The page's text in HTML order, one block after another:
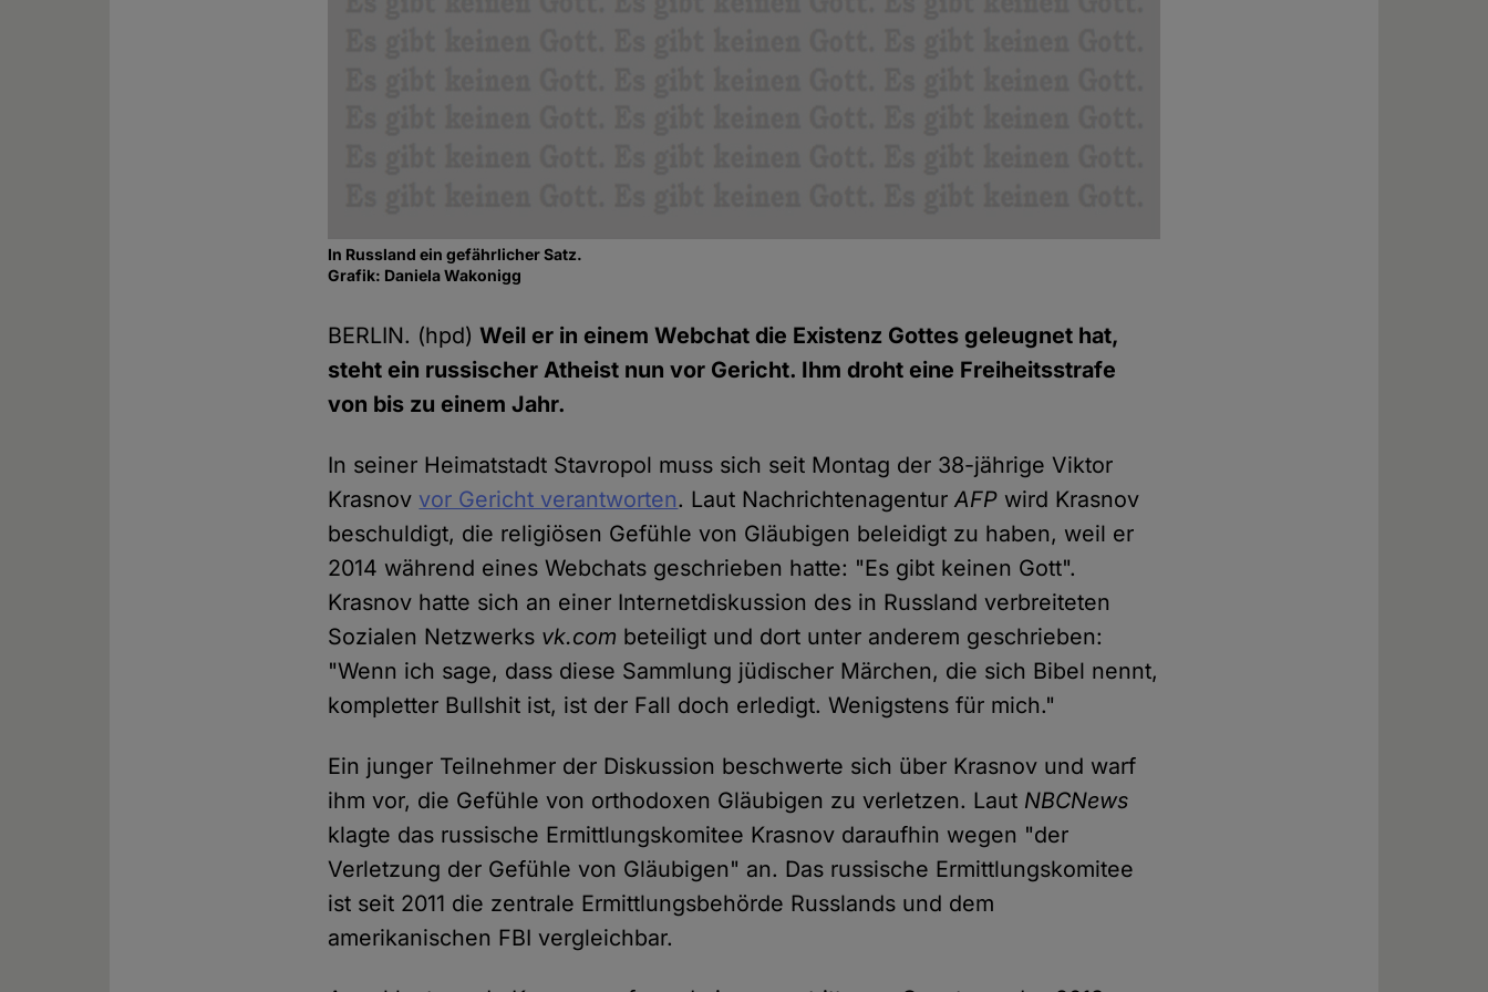
In Russland ein gefährlicher Satz.
Grafik: Daniela Wakonigg
BERLIN. (hpd)Weil er in einem Webchat die Existenz Gottes geleugnet hat,
steht ein russischer Atheist nun vor Gericht. Ihm droht eine Freiheitsstrafe
von bis zu einem Jahr.
In seiner Heimatstadt Stavropol muss sich seit Montag der 38-jährige Viktor
Krasnov vor Gericht verantworten. Laut NachrichtenagenturAFP wird Krasnov
beschuldigt, die religiösen Gefühle von Gläubigen beleidigt zu haben, weil er
2014 während eines Webchats geschrieben hatte: "Es gibt keinen Gott".
Krasnov hatte sich an einer Internetdiskussion des in Russland verbreiteten
Sozialen Netzwerks vk.com beteiligt und dort unter anderem geschrieben:
"Wenn ich sage, dass diese Sammlung jüdischer Märchen, die sich Bibel nennt,
kompletter Bullshit ist, ist der Fall doch erledigt. Wenigstens für mich."
Ein junger Teilnehmer der Diskussion beschwerte sich über Krasnov und warf
ihm vor, die Gefühle von orthodoxen Gläubigen zu verletzen. Laut NBCNews
klagte das russische Ermittlungskomitee Krasnov daraufhin wegen "der
Verletzung der Gefühle von Gläubigen" an. Das russische Ermittlungskomitee
ist seit 2011 die zentrale Ermittlungsbehörde Russlands und dem
amerikanischen FBI vergleichbar.